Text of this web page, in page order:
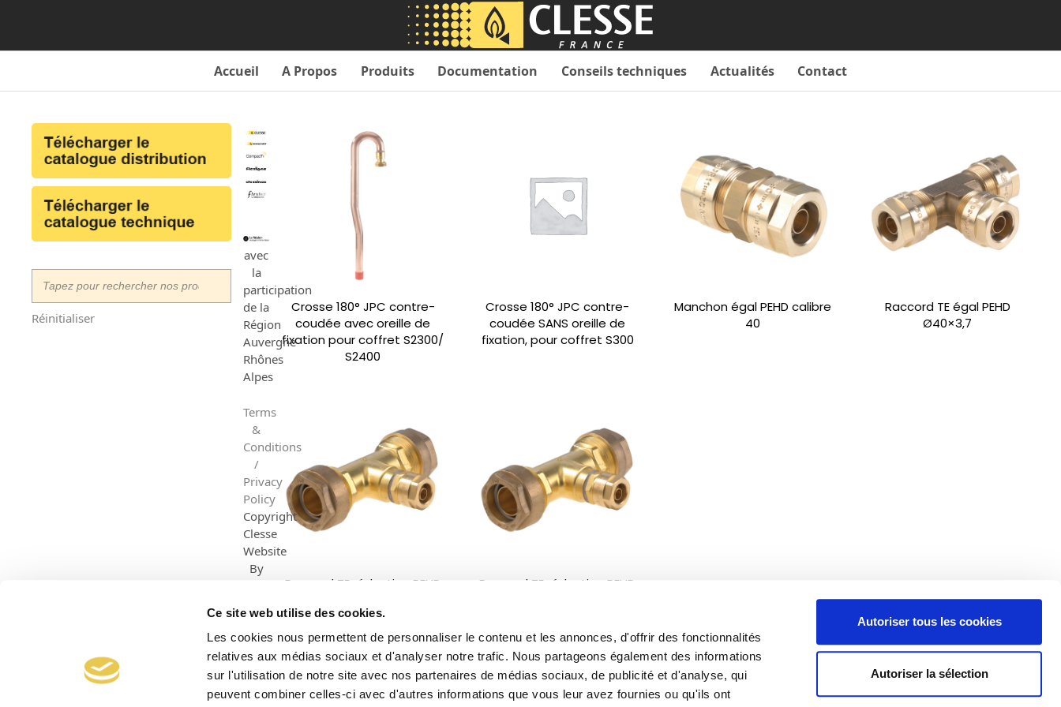
Ce site web utilise des cookies.
Les cookies nous permettent de personnaliser le contenu et les annonces, d'offrir des fonctionnalités
relatives aux médias sociaux et d'analyser notre trafic. Nous partageons également des informations
sur l'utilisation de notre site avec nos partenaires de médias sociaux, de publicité et d'analyse, qui
peuvent combiner celles-ci avec d'autres informations que vous leur avez fournies ou qu'ils ont
Autoriser tous les cookies
Autoriser la sélection
Accueil A Propos Produits Documentation Conseils techniques Actualités Contact
Crosse 180° JPC contre-
coudée avec oreille de
fixation pour coffret S2300/
S2400
Crosse 180° JPC contre-
coudée SANS oreille de
fixation, pour coffret S300
Manchon égal PEHD calibre
40
Raccord TE égal PEHD
Ø40×3,7
Raccord TE réduction PEHD
Raccord TE réduction PEHD
Réinitialiser
avec
la
participation
de la
Région
Auvergne
Rhônes
Alpes
Terms
&
Conditions
/
Privacy
Policy
Copyright
Clesse
Website
By